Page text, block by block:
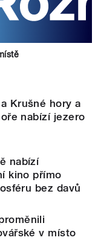
Krušné hory a
nabízí jezero
nabízí
kino přímo
bez davů
v místo